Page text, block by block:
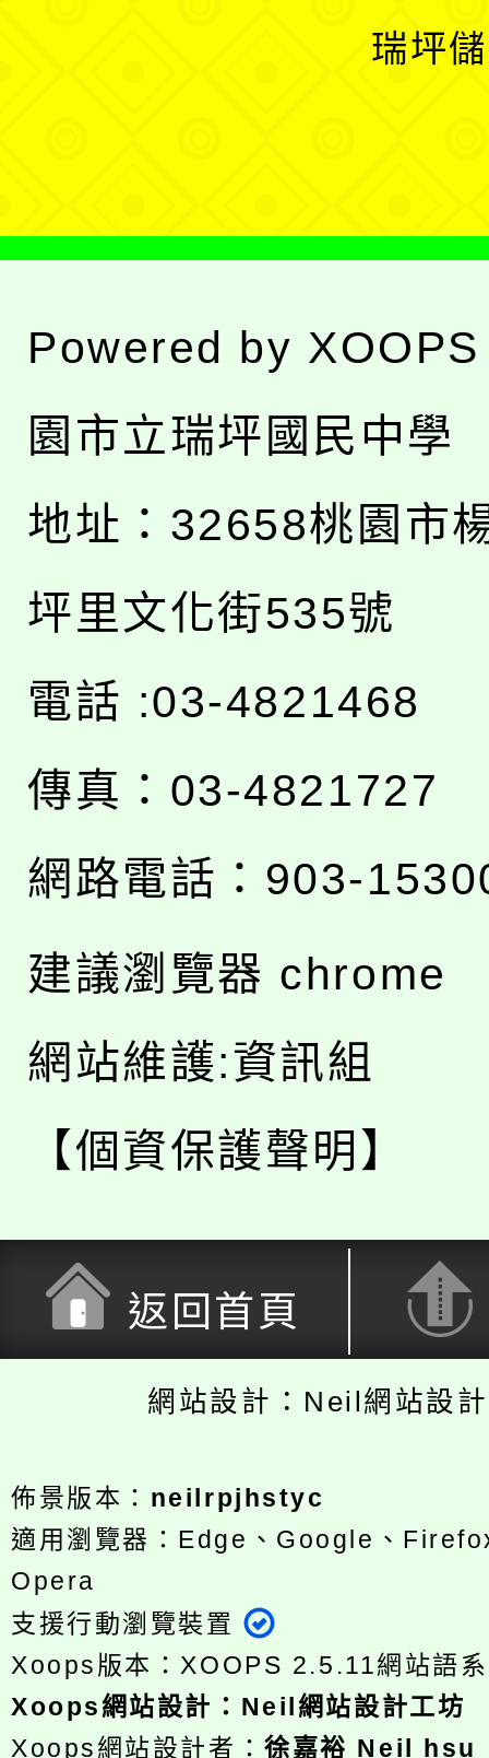
瑞坪
Powered by XOOPS
園市立瑞坪國民中學
地址： 32658桃園市
坪里文化街535號
電話 :03-4821468
傳真：03-4821727
網路電話：903-
建議瀏覽器 chrome
網站維護:資訊組
【個資保護聲明】
返回首頁
網站設計：Neil網站設
佈景版本： neilrpjhstyc
適用瀏覽器：Edge、Google、
Opera
支援行動瀏覽裝置
Xoops版本： XOOPS 2.5.11網站語
Xoops網站設計 ： Neil網站設計工坊
Xoops網站設計者：徐嘉裕 Neil hsu